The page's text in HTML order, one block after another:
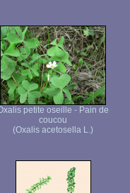
petite oseille - Pain de
coucou
(Oxalis acetosella L.)